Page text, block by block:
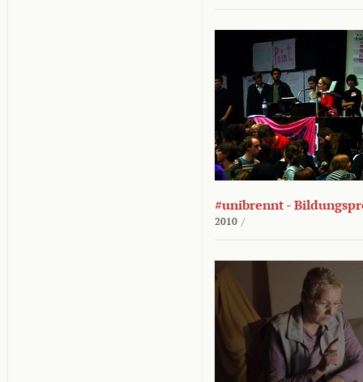
#unibrennt -
2010 /